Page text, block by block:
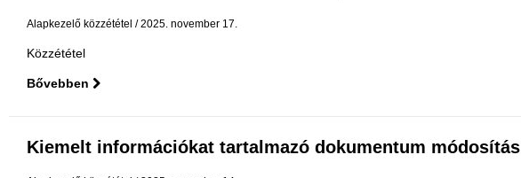
Alapkezelő közzététel 2025. november 17.
Közzététel
Bővebben
Kiemelt információkat tartalmazó dokumentum módosítás